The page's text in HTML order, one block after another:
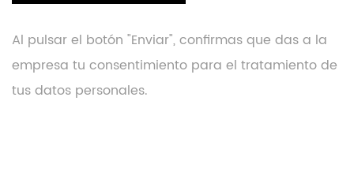
Al pulsar el botón "Enviar", confirmas que das a la
empresa tu consentimiento para el tratamiento de
tus datos personales.